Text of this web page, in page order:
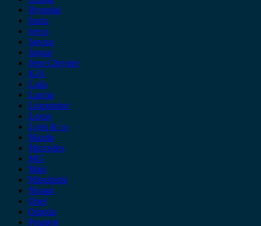
Hyundai
Isuzu
iveco
Jaecoo
Jaguar
Jeep Chrysler
KIA
Lada
Lancia
Leapmotor
Lexus
Lynk & co
Mazda
Mercedes
MG
Mini
Mitsubishi
Nissan
Opel
Omoda
Peugeot